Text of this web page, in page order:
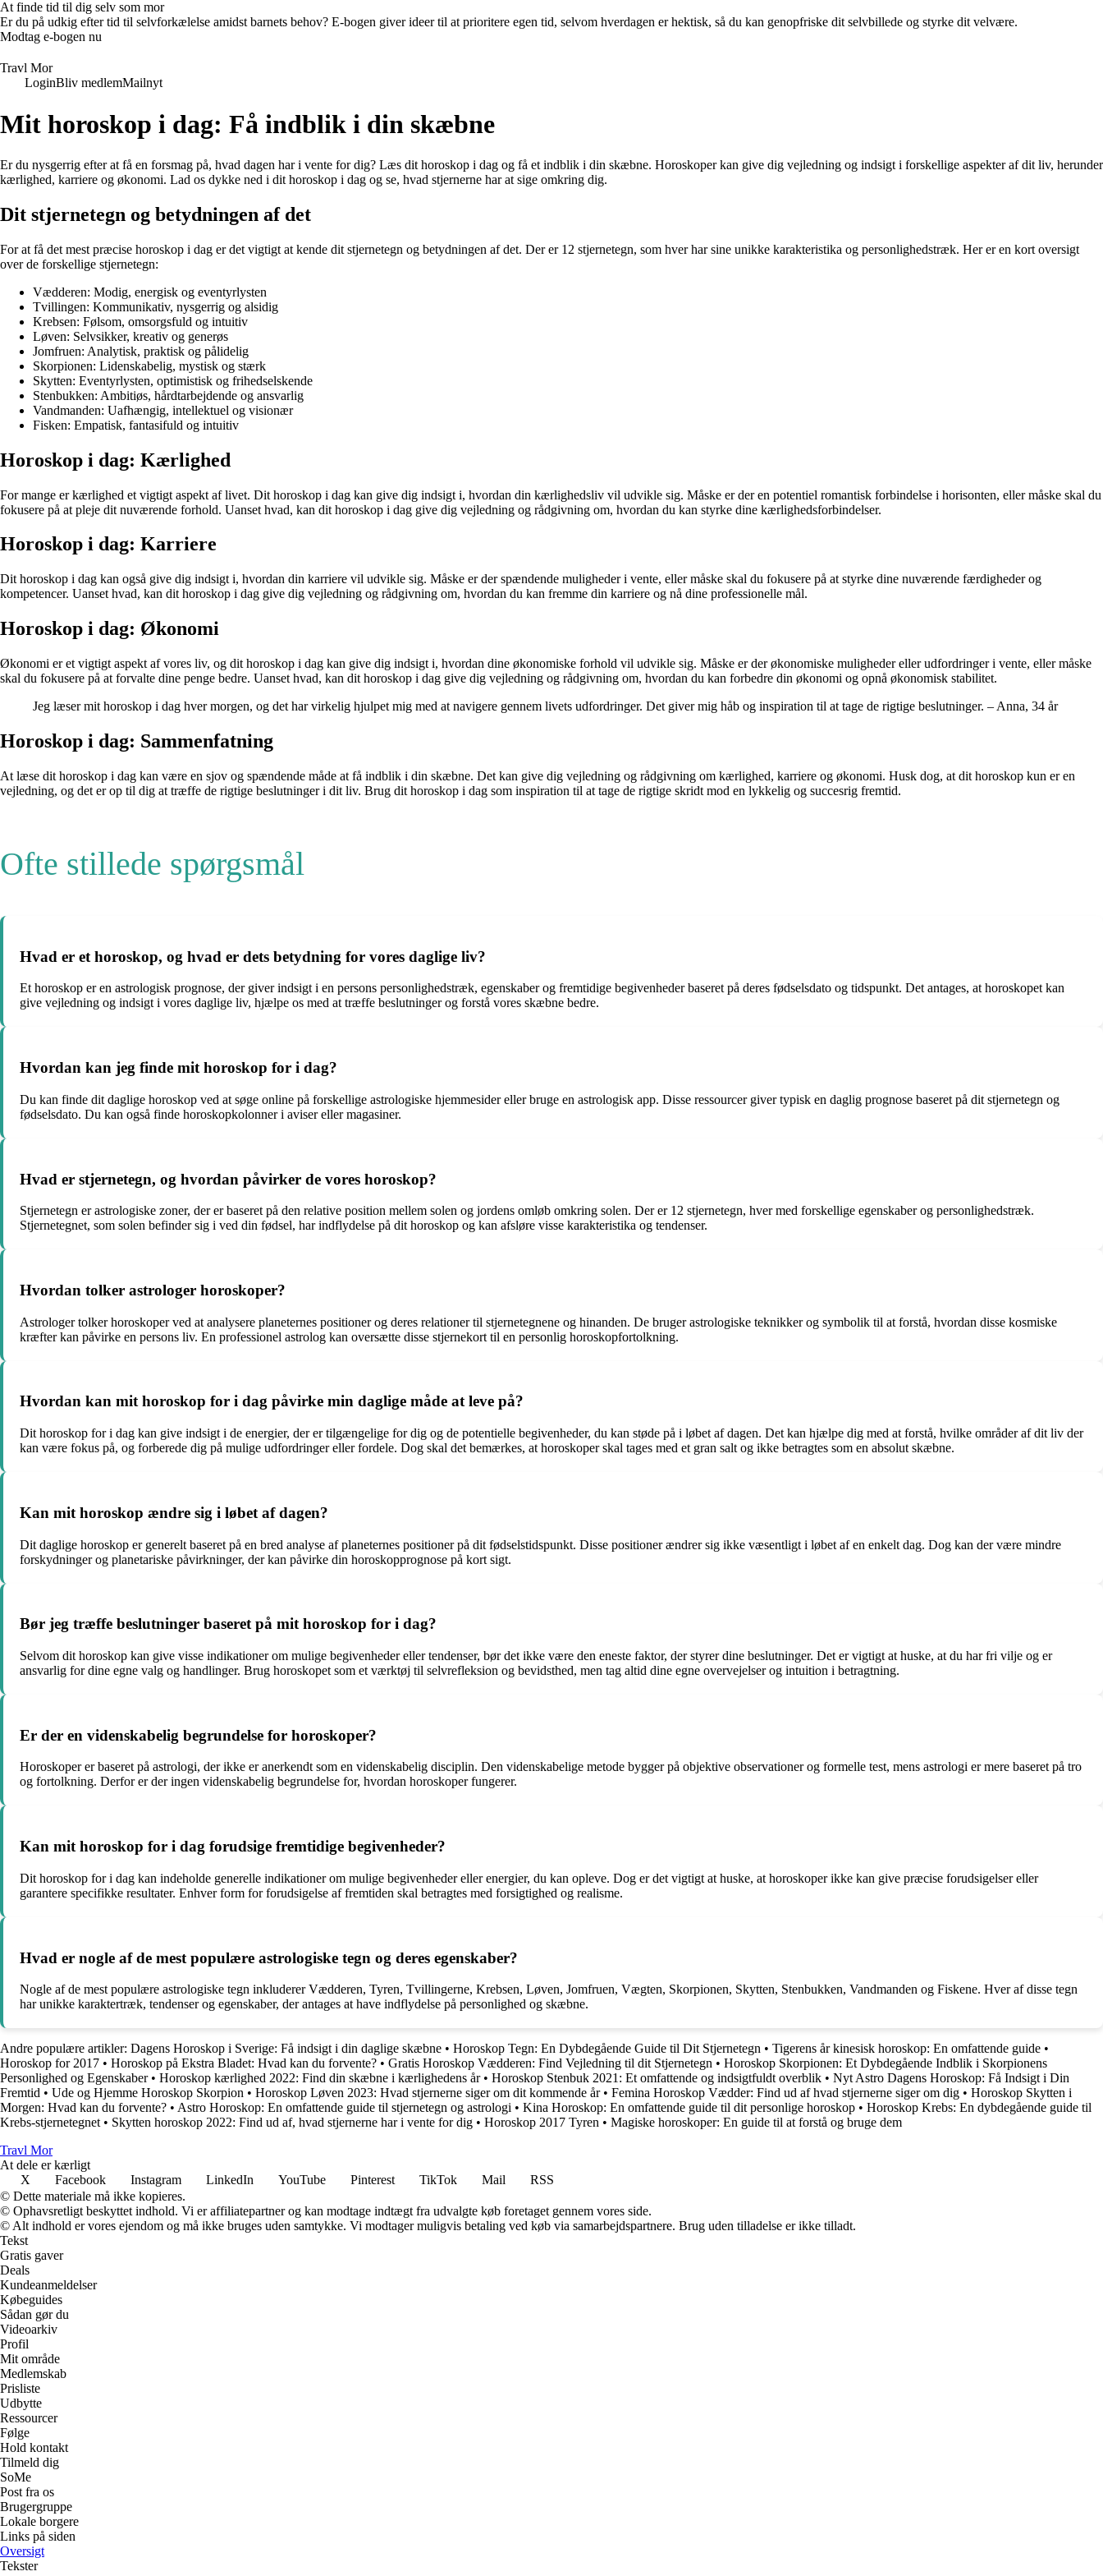
At finde tid til dig selv som mor
Er du på udkig efter tid til selvforkælelse amidst barnets behov? E-bogen giver ideer til at prioritere egen tid, selvom hverdagen er hektisk, så du kan genopfriske dit selvbillede og styrke dit velvære.
Modtag e-bogen nu
Travl Mor
LoginBliv medlemMailnyt
Mit horoskop i dag: Få indblik i din skæbne
Er du nysgerrig efter at få en forsmag på, hvad dagen har i vente for dig? Læs dit horoskop i dag og få et indblik i din skæbne. Horoskoper kan give dig vejledning og indsigt i forskellige aspekter af dit liv, herunder
kærlighed, karriere og økonomi. Lad os dykke ned i dit horoskop i dag og se, hvad stjernerne har at sige omkring dig.
Dit stjernetegn og betydningen af det
For at få det mest præcise horoskop i dag er det vigtigt at kende dit stjernetegn og betydningen af det. Der er 12 stjernetegn, som hver har sine unikke karakteristika og personlighedstræk. Her er en kort oversigt
over de forskellige stjernetegn:
Vædderen: Modig, energisk og eventyrlysten
Tvillingen: Kommunikativ, nysgerrig og alsidig
Krebsen: Følsom, omsorgsfuld og intuitiv
Løven: Selvsikker, kreativ og generøs
Jomfruen: Analytisk, praktisk og pålidelig
Skorpionen: Lidenskabelig, mystisk og stærk
Skytten: Eventyrlysten, optimistisk og frihedselskende
Stenbukken: Ambitiøs, hårdtarbejdende og ansvarlig
Vandmanden: Uafhængig, intellektuel og visionær
Fisken: Empatisk, fantasifuld og intuitiv
Horoskop i dag: Kærlighed
For mange er kærlighed et vigtigt aspekt af livet. Dit horoskop i dag kan give dig indsigt i, hvordan din kærlighedsliv vil udvikle sig. Måske er der en potentiel romantisk forbindelse i horisonten, eller måske skal du
fokusere på at pleje dit nuværende forhold. Uanset hvad, kan dit horoskop i dag give dig vejledning og rådgivning om, hvordan du kan styrke dine kærlighedsforbindelser.
Horoskop i dag: Karriere
Dit horoskop i dag kan også give dig indsigt i, hvordan din karriere vil udvikle sig. Måske er der spændende muligheder i vente, eller måske skal du fokusere på at styrke dine nuværende færdigheder og
kompetencer. Uanset hvad, kan dit horoskop i dag give dig vejledning og rådgivning om, hvordan du kan fremme din karriere og nå dine professionelle mål.
Horoskop i dag: Økonomi
Økonomi er et vigtigt aspekt af vores liv, og dit horoskop i dag kan give dig indsigt i, hvordan dine økonomiske forhold vil udvikle sig. Måske er der økonomiske muligheder eller udfordringer i vente, eller måske
skal du fokusere på at forvalte dine penge bedre. Uanset hvad, kan dit horoskop i dag give dig vejledning og rådgivning om, hvordan du kan forbedre din økonomi og opnå økonomisk stabilitet.
Jeg læser mit horoskop i dag hver morgen, og det har virkelig hjulpet mig med at navigere gennem livets udfordringer. Det giver mig håb og inspiration til at tage de rigtige beslutninger. – Anna, 34 år
Horoskop i dag: Sammenfatning
At læse dit horoskop i dag kan være en sjov og spændende måde at få indblik i din skæbne. Det kan give dig vejledning og rådgivning om kærlighed, karriere og økonomi. Husk dog, at dit horoskop kun er en
vejledning, og det er op til dig at træffe de rigtige beslutninger i dit liv. Brug dit horoskop i dag som inspiration til at tage de rigtige skridt mod en lykkelig og succesrig fremtid.
Ofte stillede spørgsmål
Hvad er et horoskop, og hvad er dets betydning for vores daglige liv?
Et horoskop er en astrologisk prognose, der giver indsigt i en persons personlighedstræk, egenskaber og fremtidige begivenheder baseret på deres fødselsdato og tidspunkt. Det antages, at horoskopet kan
give vejledning og indsigt i vores daglige liv, hjælpe os med at træffe beslutninger og forstå vores skæbne bedre.
Hvordan kan jeg finde mit horoskop for i dag?
Du kan finde dit daglige horoskop ved at søge online på forskellige astrologiske hjemmesider eller bruge en astrologisk app. Disse ressourcer giver typisk en daglig prognose baseret på dit stjernetegn og
fødselsdato. Du kan også finde horoskopkolonner i aviser eller magasiner.
Hvad er stjernetegn, og hvordan påvirker de vores horoskop?
Stjernetegn er astrologiske zoner, der er baseret på den relative position mellem solen og jordens omløb omkring solen. Der er 12 stjernetegn, hver med forskellige egenskaber og personlighedstræk.
Stjernetegnet, som solen befinder sig i ved din fødsel, har indflydelse på dit horoskop og kan afsløre visse karakteristika og tendenser.
Hvordan tolker astrologer horoskoper?
Astrologer tolker horoskoper ved at analysere planeternes positioner og deres relationer til stjernetegnene og hinanden. De bruger astrologiske teknikker og symbolik til at forstå, hvordan disse kosmiske
kræfter kan påvirke en persons liv. En professionel astrolog kan oversætte disse stjernekort til en personlig horoskopfortolkning.
Hvordan kan mit horoskop for i dag påvirke min daglige måde at leve på?
Dit horoskop for i dag kan give indsigt i de energier, der er tilgængelige for dig og de potentielle begivenheder, du kan støde på i løbet af dagen. Det kan hjælpe dig med at forstå, hvilke områder af dit liv der
kan være fokus på, og forberede dig på mulige udfordringer eller fordele. Dog skal det bemærkes, at horoskoper skal tages med et gran salt og ikke betragtes som en absolut skæbne.
Kan mit horoskop ændre sig i løbet af dagen?
Dit daglige horoskop er generelt baseret på en bred analyse af planeternes positioner på dit fødselstidspunkt. Disse positioner ændrer sig ikke væsentligt i løbet af en enkelt dag. Dog kan der være mindre
forskydninger og planetariske påvirkninger, der kan påvirke din horoskopprognose på kort sigt.
Bør jeg træffe beslutninger baseret på mit horoskop for i dag?
Selvom dit horoskop kan give visse indikationer om mulige begivenheder eller tendenser, bør det ikke være den eneste faktor, der styrer dine beslutninger. Det er vigtigt at huske, at du har fri vilje og er
ansvarlig for dine egne valg og handlinger. Brug horoskopet som et værktøj til selvrefleksion og bevidsthed, men tag altid dine egne overvejelser og intuition i betragtning.
Er der en videnskabelig begrundelse for horoskoper?
Horoskoper er baseret på astrologi, der ikke er anerkendt som en videnskabelig disciplin. Den videnskabelige metode bygger på objektive observationer og formelle test, mens astrologi er mere baseret på tro
og fortolkning. Derfor er der ingen videnskabelig begrundelse for, hvordan horoskoper fungerer.
Kan mit horoskop for i dag forudsige fremtidige begivenheder?
Dit horoskop for i dag kan indeholde generelle indikationer om mulige begivenheder eller energier, du kan opleve. Dog er det vigtigt at huske, at horoskoper ikke kan give præcise forudsigelser eller
garantere specifikke resultater. Enhver form for forudsigelse af fremtiden skal betragtes med forsigtighed og realisme.
Hvad er nogle af de mest populære astrologiske tegn og deres egenskaber?
Nogle af de mest populære astrologiske tegn inkluderer Vædderen, Tyren, Tvillingerne, Krebsen, Løven, Jomfruen, Vægten, Skorpionen, Skytten, Stenbukken, Vandmanden og Fiskene. Hver af disse tegn
har unikke karaktertræk, tendenser og egenskaber, der antages at have indflydelse på personlighed og skæbne.
Andre populære artikler: Dagens Horoskop i Sverige: Få indsigt i din daglige skæbne • Horoskop Tegn: En Dybdegående Guide til Dit Stjernetegn • Tigerens år kinesisk horoskop: En omfattende guide •
Horoskop for 2017 • Horoskop på Ekstra Bladet: Hvad kan du forvente? • Gratis Horoskop Vædderen: Find Vejledning til dit Stjernetegn • Horoskop Skorpionen: Et Dybdegående Indblik i Skorpionens
Personlighed og Egenskaber• Horoskop kærlighed 2022: Find din skæbne i kærlighedens år• Horoskop Stenbuk 2021: Et omfattende og indsigtfuldt overblik • Nyt Astro Dagens Horoskop: Få Indsigt i Din
Fremtid • Ude og Hjemme Horoskop Skorpion • Horoskop Løven 2023: Hvad stjernerne siger om dit kommende år• Femina Horoskop Vædder: Find ud af hvad stjernerne siger om dig • Horoskop Skytten i
Morgen: Hvad kan du forvente? • Astro Horoskop: En omfattende guide til stjernetegn og astrologi • Kina Horoskop: En omfattende guide til dit personlige horoskop • Horoskop Krebs: En dybdegående guide til
Krebs-stjernetegnet • Skytten horoskop 2022: Find ud af, hvad stjernerne har i vente for dig • Horoskop 2017 Tyren • Magiske horoskoper: En guide til at forstå og bruge dem
Travl Mor
At dele er kærligt
X
Facebook Instagram LinkedIn YouTube Pinterest TikTok Mail
RSS
© Dette materiale må ikke kopieres.
© Ophavsretligt beskyttet indhold. Vi er affiliatepartner og kan modtage indtægt fra udvalgte køb foretaget gennem vores side.
© Alt indhold er vores ejendom og må ikke bruges uden samtykke. Vi modtager muligvis betaling ved køb via samarbejdspartnere. Brug uden tilladelse er ikke tilladt.
Tekst
Gratis gaver
Deals
Kundeanmeldelser
Købeguides
Sådan gør du
Videoarkiv
Profil
Mit område
Medlemskab
Prisliste
Udbytte
Ressourcer
Følge
Hold kontakt
Tilmeld dig
SoMe
Post fra os
Brugergruppe
Lokale borgere
Links på siden
Oversigt
Tekster